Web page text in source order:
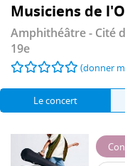
Musiciens de
Amphithéâtre - Cité
19e
(donner
Le concert